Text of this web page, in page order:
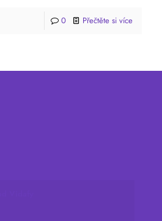
0 Přečtěte si více